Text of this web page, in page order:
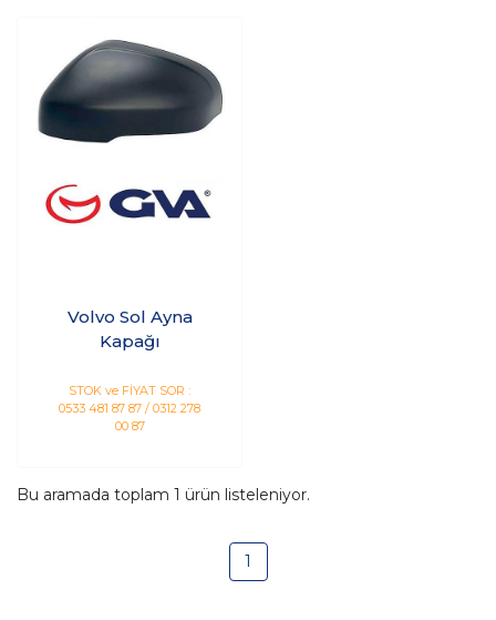
Volvo Sol Ayna
Kapağı
STOK ve FİYAT SOR :
0533 481 87 87 / 0312 278
00 87
Bu aramada toplam 1 ürün listeleniyor.
1